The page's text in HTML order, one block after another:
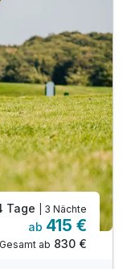
Tage | 3 Nächte
ab 415 €
Gesamt ab 830 €